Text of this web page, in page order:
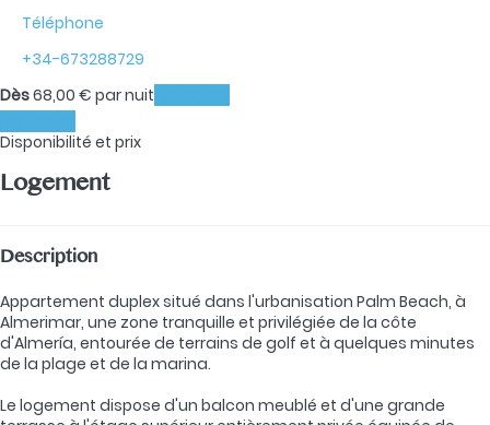
Téléphone
+34-673288729
Dès68,00 € par nuit
Disponibilité et prix
Logement
Description
Appartement duplex situé dans l'urbanisation Palm Beach, à
Almerimar, une zone tranquille et privilégiée de la côte
d'Almería, entourée de terrains de golf et à quelques minutes
de la plage et de la marina.
Le logement dispose d'un balcon meublé et d'une grande